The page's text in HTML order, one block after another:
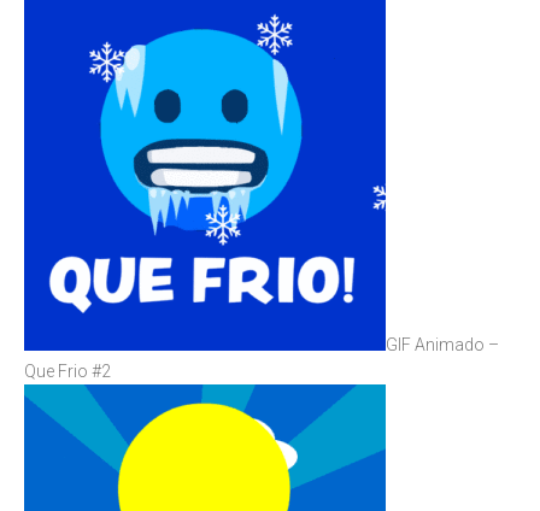
GIF Animado –
Que Frio #2